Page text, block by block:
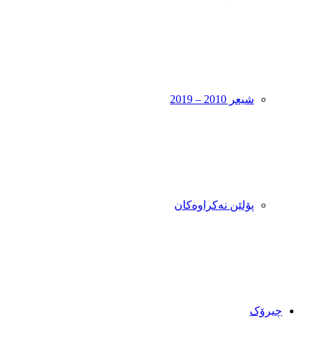
شیعر 2010 – 2019
پۆلێن نەکراوەکان
چیرۆک